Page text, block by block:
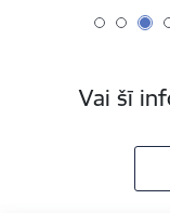
Vai šī